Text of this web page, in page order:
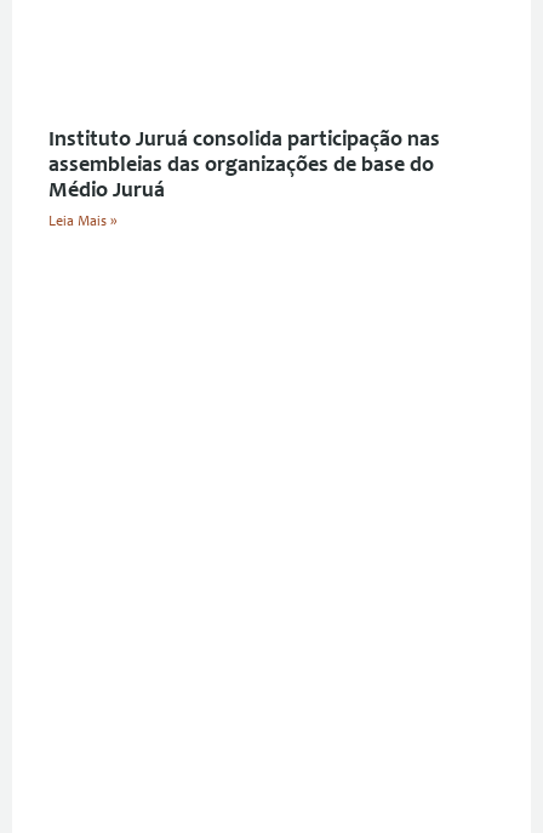
Instituto Juruá consolida participação nas
assembleias das organizações de base do
Médio Juruá
Leia Mais »